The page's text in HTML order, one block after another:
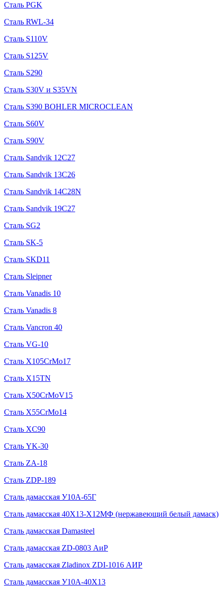
Сталь PGK
Сталь RWL-34
Сталь S110V
Сталь S125V
Сталь S290
Сталь S30V и S35VN
Сталь S390 BOHLER MICROCLEAN
Сталь S60V
Сталь S90V
Сталь Sandvik 12C27
Сталь Sandvik 13C26
Сталь Sandvik 14C28N
Сталь Sandvik 19C27
Сталь SG2
Сталь SK-5
Сталь SKD11
Сталь Sleipner
Сталь Vanadis 10
Сталь Vanadis 8
Сталь Vancron 40
Сталь VG-10
Сталь X105CrMo17
Сталь X15TN
Сталь X50CrMoV15
Сталь X55CrMo14
Сталь XC90
Сталь YK-30
Сталь ZA-18
Сталь ZDP-189
Сталь дамасская У10А-65Г
Сталь дамасская 40Х13-Х12МФ (нержавеющий белый дамаск)
Сталь дамасская Damasteel
Сталь дамасская ZD-0803 АиР
Сталь дамасская Zladinox ZDI-1016 АИР
Сталь дамасская У10А-40Х13